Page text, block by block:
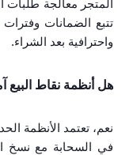
المتجر معالجة طلبات
تتبع الضمانات وفترات
واحترافية بعد الشراء.
هل أنظمة نقاط البيع
نعم، تعتمد الأنظمة
في السحابة مع نسخ